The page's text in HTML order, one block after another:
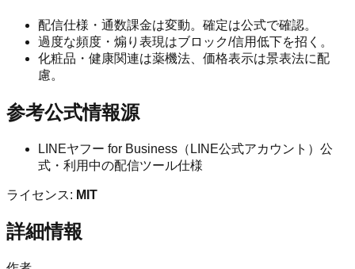
配信仕様・通数課金は変動。確定は公式で確認。
過度な頻度・煽り表現はブロック/信用低下を招く。
化粧品・健康関連は薬機法、価格表示は景表法に配
慮。
参考公式情報源
LINEヤフー for Business（LINE公式アカウント）公
式・利用中の配信ツール仕様
ライセンス: MIT
詳細情報